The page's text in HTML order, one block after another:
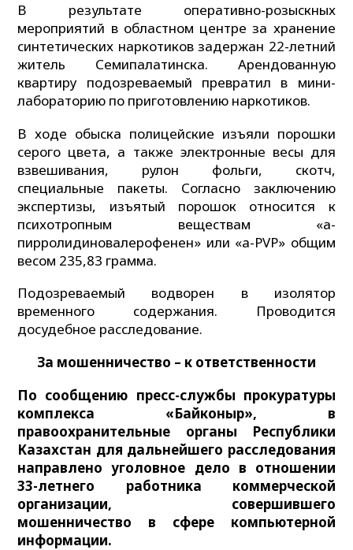
В результате оперативно-розыскных
мероприятий в областном центре за хранение
синтетических наркотиков задержан 22-летний
житель Семипалатинска. Арендованную
квартиру подозреваемый превратил в мини-
лабораторию по приготовлению наркотиков.
В ходе обыска полицейские изъяли порошки
серого цвета, а также электронные весы для
взвешивания, рулон фольги, скотч,
специальные пакеты. Согласно заключению
экспертизы, изъятый порошок относится к
психотропным веществам «а-
пирролидиновалерофенен» или «a-PVP» общим
весом 235,83 грамма.
Подозреваемый водворен в изолятор
временного содержания. Проводится
досудебное расследование.
За мошенничество – к ответственности
По сообщению пресс-службы прокуратуры
комплекса «Байконыр», в
правоохранительные органы Республики
Казахстан для дальнейшего расследования
направлено уголовное дело в отношении
33-летнего работника коммерческой
организации, совершившего
мошенничество в сфере компьютерной
информации.